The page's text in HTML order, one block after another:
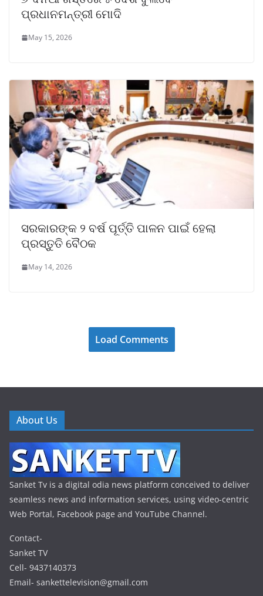
ପ୍ରଧାନମନ୍ତ୍ରୀ ମୋଦି
May 15, 2026
ସରକାରଙ୍କ ୨ ବର୍ଷ ପୂର୍ତ୍ତି ପାଳନ ପାଇଁ ହେଲା
ପ୍ରସ୍ତୁତି ବୈଠକ
May 14, 2026
Load Comments
About Us
Sanket Tv is a digital odia news platform conceived to deliver
seamless news and information services, using video-centric
Web Portal, Facebook page and YouTube Channel.
Contact-
Sanket TV
Cell- 9437140373
Email- sankettelevision@gmail.com